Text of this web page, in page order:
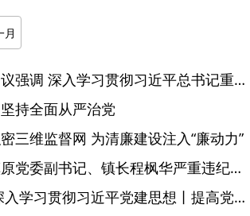
月
省委常委会会议强调 深入学习贯彻习近平总书记重要讲话精神 以高质量党建引领高质量发展 梁言顺主持并讲话
坚持全面从严治党
三维监督网 为清廉建设注入“廉动力”
绩溪县长安镇原党委副书记、镇长程枫华严重违纪违法被开除党籍和公职
学习进行时·深入学习贯彻习近平党建思想丨提高党的战斗力的法宝